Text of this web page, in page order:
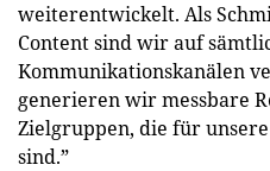
weiterentwickelt. Als
Content sind wir auf
Kommunikationskanälen
generieren wir messbare
Zielgruppen, die für
sind.”